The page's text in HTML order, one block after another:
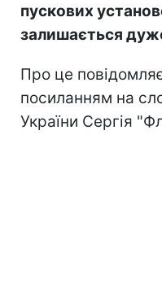
пускових
залишається
Про це
посиланням на
України Сергія